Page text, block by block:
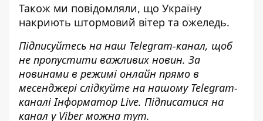
Також ми повідомляли, що Україну
накриють штормовий вітер та ожеледь.
Підписуйтесь на наш Telegram-канал, щоб
не пропустити важливих новин. За
новинами в режимі онлайн прямо в
месенджері слідкуйте на нашому Telegram-
каналі Інформатор Live. Підписатися на
канал у Viber можна тут.